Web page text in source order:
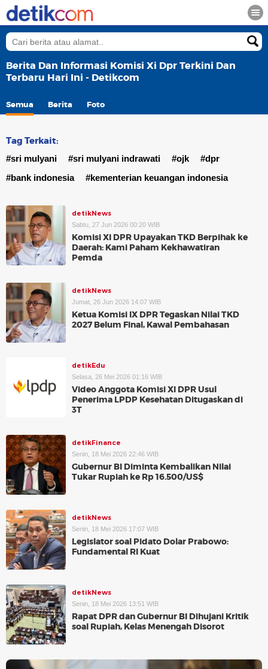
Berita Dan Informasi Komisi Xi Dpr Terkini Dan
Terbaru Hari Ini - Detikcom
Semua Berita Foto
Tag Terkait:
#sri mulyani #sri mulyani indrawati #ojk
#dpr
#bank indonesia
#kementerian keuangan indonesia
detikNews
Sabtu, 27 Jun 2026 00:20 WIB
Komisi XI DPR Upayakan TKD Berpihak ke
Daerah: Kami Paham Kekhawatiran
Pemda
detikNews
Jumat, 26 Jun 2026 14:07 WIB
Ketua Komisi IX DPR Tegaskan Nilai TKD
2027 Belum Final, Kawal Pembahasan
detikEdu
Selasa, 26 Mei 2026 01:16 WIB
Video Anggota Komisi XI DPR Usul
Penerima LPDP Kesehatan Ditugaskan di
3T
detikFinance
Senin, 18 Mei 2026 22:46 WIB
Gubernur BI Diminta Kembalikan Nilai
Tukar Rupiah ke Rp 16.500/US$
detikNews
Senin, 18 Mei 2026 17:07 WIB
Legislator soal Pidato Dolar Prabowo:
Fundamental RI Kuat
detikNews
Senin, 18 Mei 2026 13:51 WIB
Rapat DPR dan Gubernur BI Dihujani Kritik
soal Rupiah, Kelas Menengah Disorot